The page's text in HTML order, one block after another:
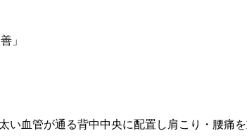
」
い血管が通る背中中央に配置し肩こり・腰痛